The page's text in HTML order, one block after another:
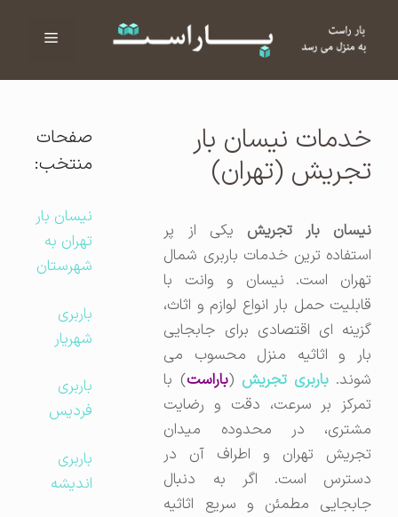
فهرست
خدمات نیسان بار
تجریش (تهران)
نیسان بار تجریشیکی از پر
استفاده ترین خدمات باربری شمال
تهران است. نیسان و وانت با
قابلیت حمل بار انواع لوازم و اثاث،
گزینه ای اقتصادی برای جابجایی
بار و اثاثیه منزل محسوب می
شوند.باربری تجریش(باراست) با
تمرکز بر سرعت، دقت و رضایت
مشتری، در محدوده میدان
تجریش تهران و اطراف آن در
دسترس است. اگر به دنبال
جابجایی مطمئن و سریع اثاثیه
صفحات
منتخب:
نیسان بار
تهران به
شهرستان
باربری
شهریار
باربری
فردیس
باربری
اندیشه